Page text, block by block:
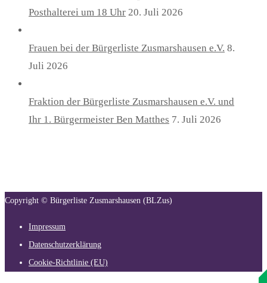
Posthalterei um 18 Uhr 20. Juli 2026
Frauen bei der Bürgerliste Zusmarshausen e.V. 8.
Juli 2026
Fraktion der Bürgerliste Zusmarshausen e.V. und
Ihr 1. Bürgermeister Ben Matthes 7. Juli 2026
Copyright © Bürgerliste Zusmarshausen (BLZus)
Impressum
Datenschutzerklärung
Cookie-Richtlinie (EU)